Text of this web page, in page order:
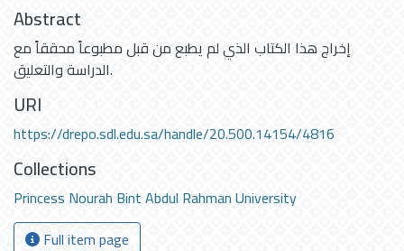
Abstract
إخراج هذا الكتاب الذي لم يطبع من قبل مطبوعاً محققاً مع
الدراسة والتعليق.
URI
https://drepo.sdl.edu.sa/handle/20.500.14154/4816
Collections
Princess Nourah Bint Abdul Rahman University
Full item page